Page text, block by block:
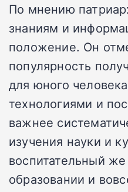
По мнению
знаниям и
положение. Он
популярность
для юного
технологиями и
важнее
изучения науки и
воспитательный
образовании и